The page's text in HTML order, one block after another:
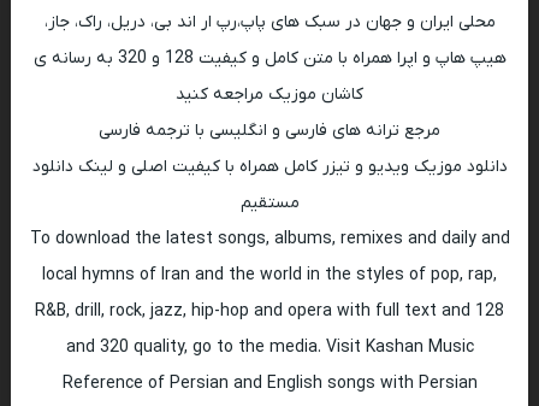
محلی ایران و جهان در سبک های پاپ،رپ ار اند بی، دریل، راک، جاز،
هیپ هاپ و اپرا همراه با متن کامل و کیفیت 128 و 320 به رسانه ی
کاشان موزیک مراجعه کنید
مرجع ترانه های فارسی و انگلیسی با ترجمه فارسی
دانلود موزیک ویدیو و تیزر کامل همراه با کیفیت اصلی و لینک دانلود
مستقیم
To download the latest songs, albums, remixes and daily and
local hymns of Iran and the world in the styles of pop, rap,
R&B, drill, rock, jazz, hip-hop and opera with full text and 128
and 320 quality, go to the media. Visit Kashan Music
Reference of Persian and English songs with Persian